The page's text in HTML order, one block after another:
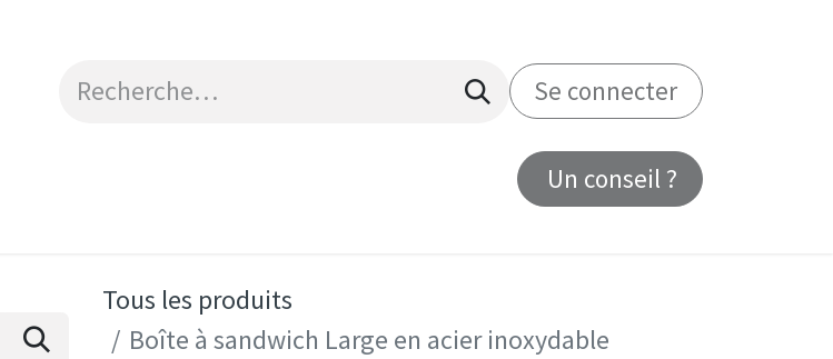
Se connecter
Un conseil ?
Tous les produits
Boîte à sandwich Large en acier inoxydable